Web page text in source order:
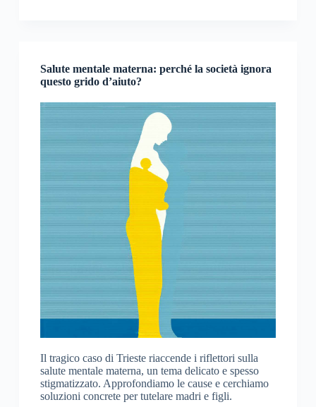
Salute mentale materna: perché la società ignora
questo grido d’aiuto?
Il tragico caso di Trieste riaccende i riflettori sulla
salute mentale materna, un tema delicato e spesso
stigmatizzato. Approfondiamo le cause e cerchiamo
soluzioni concrete per tutelare madri e figli.